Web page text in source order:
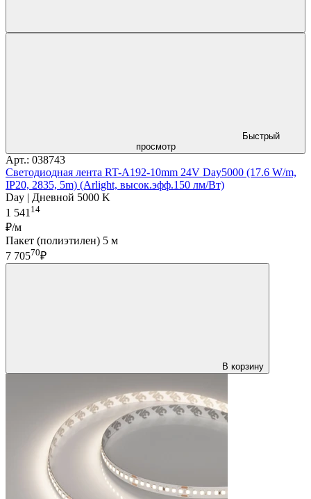
Быстрый
просмотр
Арт.: 038743
Светодиодная лента RT-A192-10mm 24V Day5000 (17.6 W/m,
IP20, 2835, 5m) (Arlight, высок.эфф.150 лм/Вт)
Day | Дневной 5000 K
1 541 14
₽/м
Пакет (полиэтилен) 5 м
7 70570₽
В корзину